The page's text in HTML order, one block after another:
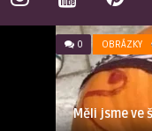
0 OBRÁZKY
Měli jsme ve